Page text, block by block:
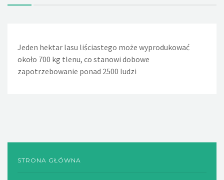
Jeden hektar lasu liściastego może wyprodukować
około 700 kg tlenu, co stanowi dobowe
zapotrzebowanie ponad 2500 ludzi
Jeden nieszczelny, lekko kapiący kran powoduje, że w
ciągu doby wycieka około 36 litrów wody. Nieszczelna
spłuczka w WC powoduje wyciek w ciągu dnia około 720
STRONA GŁÓWNA